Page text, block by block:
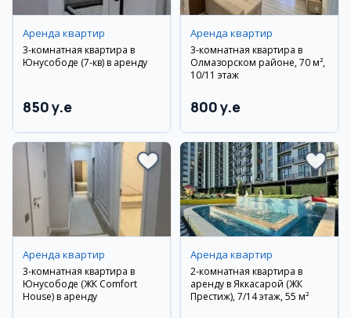
Аренда квартир
3-комнатная квартира в
Юнусободе (7-кв) в аренду
850 y.e
Аренда квартир
3-комнатная квартира в
Олмазорском районе, 70 м²,
10/11 этаж
800 y.e
Аренда квартир
3-комнатная квартира в
Юнусободе (ЖК Comfort
House) в аренду
Аренда квартир
2-комнатная квартира в
аренду в Яккасарой (ЖК
Престиж), 7/14 этаж, 55 м²